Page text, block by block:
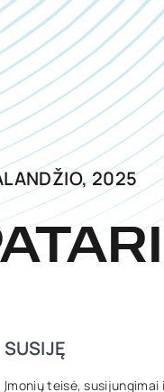
2025
SUSIJĘ
Įmonių teisė, susijungimai